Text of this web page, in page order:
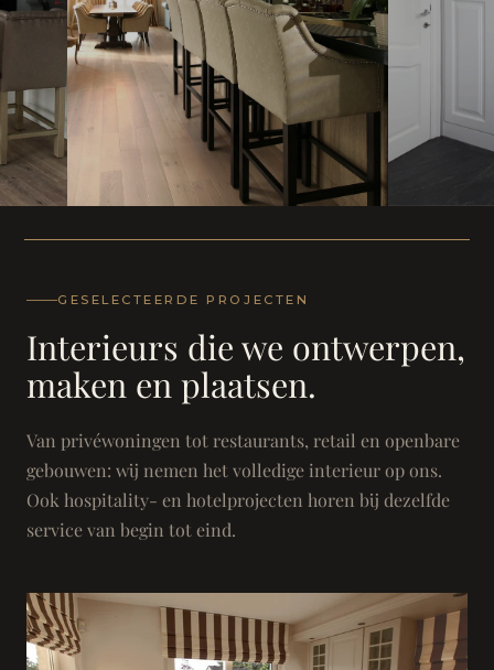
Landhuis - Grimbergen
GESELECTEERDE PROJECTEN
Interieurs die we ontwerpen,
maken en plaatsen.
Van privéwoningen tot restaurants, retail en openbare
gebouwen: wij nemen het volledige interieur op ons.
Ook hospitality- en hotelprojecten horen bij dezelfde
service van begin tot eind.